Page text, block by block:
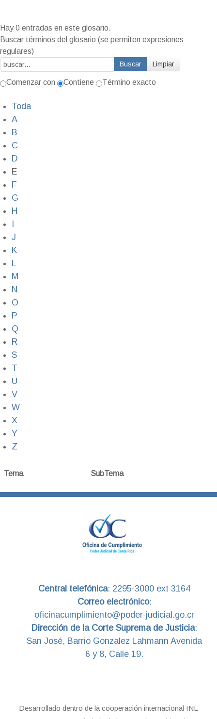
Hay 0 entradas en este glosario.
Buscar términos del glosario (se permiten expresiones
regulares)
Comenzar con Contiene Término exacto
Toda
A
B
C
D
E
F
G
H
I
J
K
L
M
N
O
P
Q
R
S
T
U
V
W
X
Y
Z
Tema SubTema
Central telefónica: 2295-3000 ext 3164
Correo electrónico:
oficinacumplimiento@poder-judicial.go.cr
Dirección de la Corte Suprema de Justicia:
San José, Barrio Gonzalez Lahmann Avenida
6 y 8, Calle 19.
Desarrollado dentro de la cooperación internacional INL